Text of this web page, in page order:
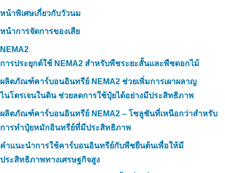
หน้าพิเศษเกี่ยวกับวัวนม
หน้าการจัดการของเสีย
NEMA2
การประยุกต์ใช้ NEMA2 สำหรับพืชระยะสั้นและพืชดอกไม้
ผลิตภัณฑ์คาร์บอนอินทรีย์ NEMA2 ช่วยเพิ่มการเผาผลาญ
ไนโตรเจนในดิน ช่วยลดการใช้ปุ๋ยได้อย่างมีประสิทธิภาพ
ผลิตภัณฑ์คาร์บอนอินทรีย์ NEMA2 – โซลูชันที่เหนือกว่าสำหรับ
การทำปุ๋ยหมักอินทรีย์ที่มีประสิทธิภาพ
คำแนะนำการใช้คาร์บอนอินทรีย์กับพืชยืนต้นเพื่อให้มี
ประสิทธิภาพทางเศรษฐกิจสูง